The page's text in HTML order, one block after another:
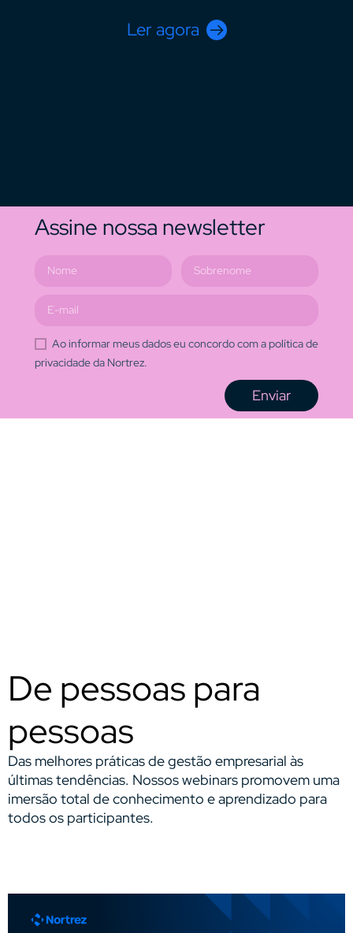
Ler agora
Assine nossa newsletter
Ao informar meus dados eu concordo com a política de
privacidade da Nortrez.
Enviar
De pessoas para
pessoas
Das melhores práticas de gestão empresarial às
últimas tendências. Nossos webinars promovem uma
imersão total de conhecimento e aprendizado para
todos os participantes.